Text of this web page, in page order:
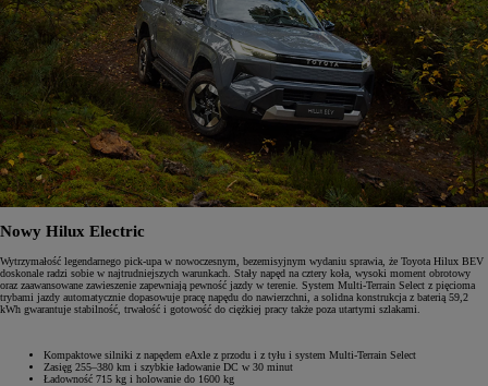
Nowy Hilux Electric
Wytrzymałość legendarnego pick-upa w nowoczesnym, bezemisyjnym wydaniu sprawia, że Toyota Hilux BEV
doskonale radzi sobie w najtrudniejszych warunkach. Stały napęd na cztery koła, wysoki moment obrotowy
oraz zaawansowane zawieszenie zapewniają pewność jazdy w terenie. System Multi-Terrain Select z pięcioma
trybami jazdy automatycznie dopasowuje pracę napędu do nawierzchni, a solidna konstrukcja z baterią 59,2
kWh gwarantuje stabilność, trwałość i gotowość do ciężkiej pracy także poza utartymi szlakami.
Kompaktowe silniki z napędem eAxle z przodu i z tyłu i system Multi-Terrain Select
Zasięg 255–380 km i szybkie ładowanie DC w 30 minut
Ładowność 715 kg i holowanie do 1600 kg